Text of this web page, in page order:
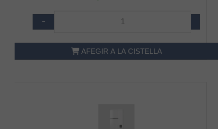
−
AFEGIR A LA CISTELLA